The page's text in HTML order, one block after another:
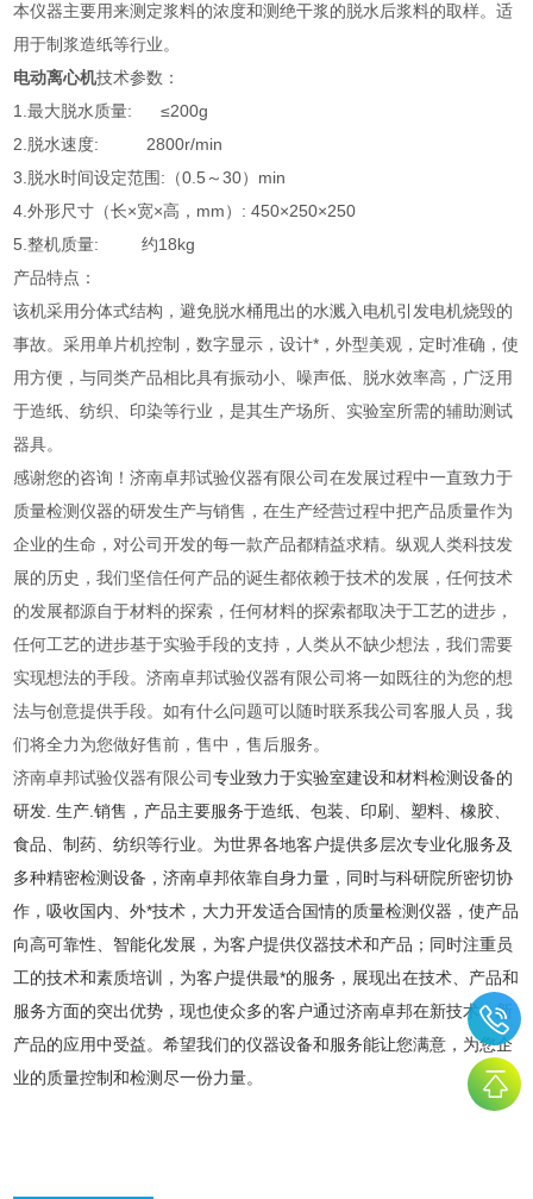
本仪器主要用来测定浆料的浓度和测绝干浆的脱水后浆料的取样。适
用于制浆造纸等行业。
电动离心机技术参数：
1.最大脱水质量: ≤200g
2.脱水速度: 2800r/min
3.脱水时间设定范围:（0.5～30）min
4.外形尺寸（长×宽×高，mm）: 450×250×250
5.整机质量: 约18kg
产品特点：
该机采用分体式结构，避免脱水桶甩出的水溅入电机引发电机烧毁的
事故。采用单片机控制，数字显示，设计*，外型美观，定时准确，使
用方便，与同类产品相比具有振动小、噪声低、脱水效率高，广泛用
于造纸、纺织、印染等行业，是其生产场所、实验室所需的辅助测试
器具。
感谢您的咨询！济南卓邦试验仪器有限公司在发展过程中一直致力于
质量检测仪器的研发生产与销售，在生产经营过程中把产品质量作为
企业的生命，对公司开发的每一款产品都精益求精。纵观人类科技发
展的历史，我们坚信任何产品的诞生都依赖于技术的发展，任何技术
的发展都源自于材料的探索，任何材料的探索都取决于工艺的进步，
任何工艺的进步基于实验手段的支持，人类从不缺少想法，我们需要
实现想法的手段。济南卓邦试验仪器有限公司将一如既往的为您的想
法与创意提供手段。如有什么问题可以随时联系我公司客服人员，我
们将全力为您做好售前，售中，售后服务。
济南卓邦试验仪器有限公司专业致力于实验室建设和材料检测设备的
研发. 生产.销售，产品主要服务于造纸、包装、印刷、塑料、橡胶、
食品、制药、纺织等行业。为世界各地客户提供多层次专业化服务及
多种精密检测设备，济南卓邦依靠自身力量，同时与科研院所密切协
作，吸收国内、外*技术，大力开发适合国情的质量检测仪器，使产品
向高可靠性、智能化发展，为客户提供仪器技术和产品；同时注重员
工的技术和素质培训，为客户提供最*的服务，展现出在技术、产品和
服务方面的突出优势，现也使众多的客户通过济南卓邦在新技术、新
产品的应用中受益。希望我们的仪器设备和服务能让您满意，为您企
业的质量控制和检测尽一份力量。